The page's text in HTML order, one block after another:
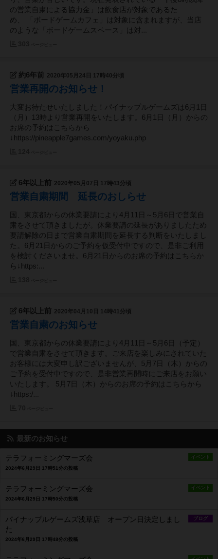
の営業自粛による協力金」は飲食店が対象であるた
め、 「ボードゲームカフェ」は対象に含まれますが、当店
のような「ボードゲームスペース」は対...
約6年前 2020年05月24日 17時40分頃
営業再開のお知らせ！
大変お待たせいたしました！パイナップルゲームズは6月1日
（月）13時より営業再開をいたします。6月1日（月）からの
お席の予約はこちらから
↓https://pineapple7games.com/yoyaku.php
6年以上前 2020年05月07日 17時43分頃
営業自粛期間 延長のおしらせ
国、東京都からの休業要請により4月11日～5月6日で営業自
粛をさせて頂きましたが。休業要請の延長がありましたため
要請解除の日まで営業自粛期間を延長する判断をいたしまし
た。6月21日からのご予約を仮受付中ですので、是非ご利用
を検討くださいませ。6月21日からのお席の予約はこちらか
ら↓https:...
6年以上前 2020年04月10日 14時41分頃
営業自粛のお知らせ
国、東京都からの休業要請により4月11日～5月6日（予定）
で営業自粛をさせて頂きます。ご来店を楽しみにされていた
お客様には大変申し訳ございませんが、5月7日（木）からの
ご予約を受付中ですので、是非営業再開時にご来店をお願い
いたします。 5月7日（木）からのお席の予約はこちらから
↓https:/...
最新のお知らせ
イベント
テラフォーミングマーズ会
2024年6月29日 17時51分の投稿
イベント
テラフォーミングマーズ会
2024年6月29日 17時50分の投稿
ブログ
パイナップルゲームズ浅草店 オープン日決定しまし
た
2024年6月29日 17時48分の投稿